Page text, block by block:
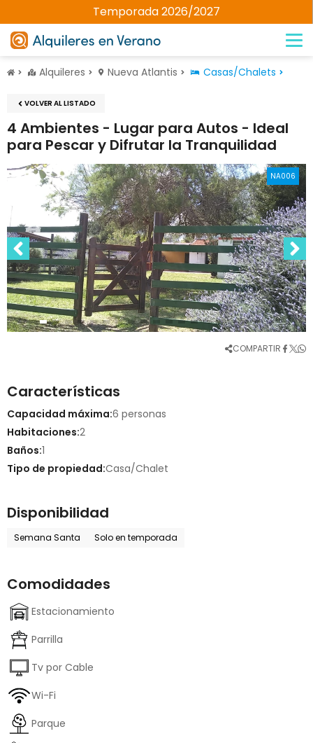
Temporada 2026/2027
Alquileres Nueva Atlantis Casas/Chalets
VOLVER AL LISTADO
4 Ambientes - Lugar para Autos - Ideal
para Pescar y Difrutar la Tranquilidad
NA006
COMPARTIR
Características
Capacidad máxima:6 personas
Habitaciones:2
Baños:1
Tipo de propiedad:Casa/Chalet
Disponibilidad
Semana Santa Solo en temporada
Comodidades
Estacionamiento
Parrilla
Tv por Cable
Wi-Fi
Parque